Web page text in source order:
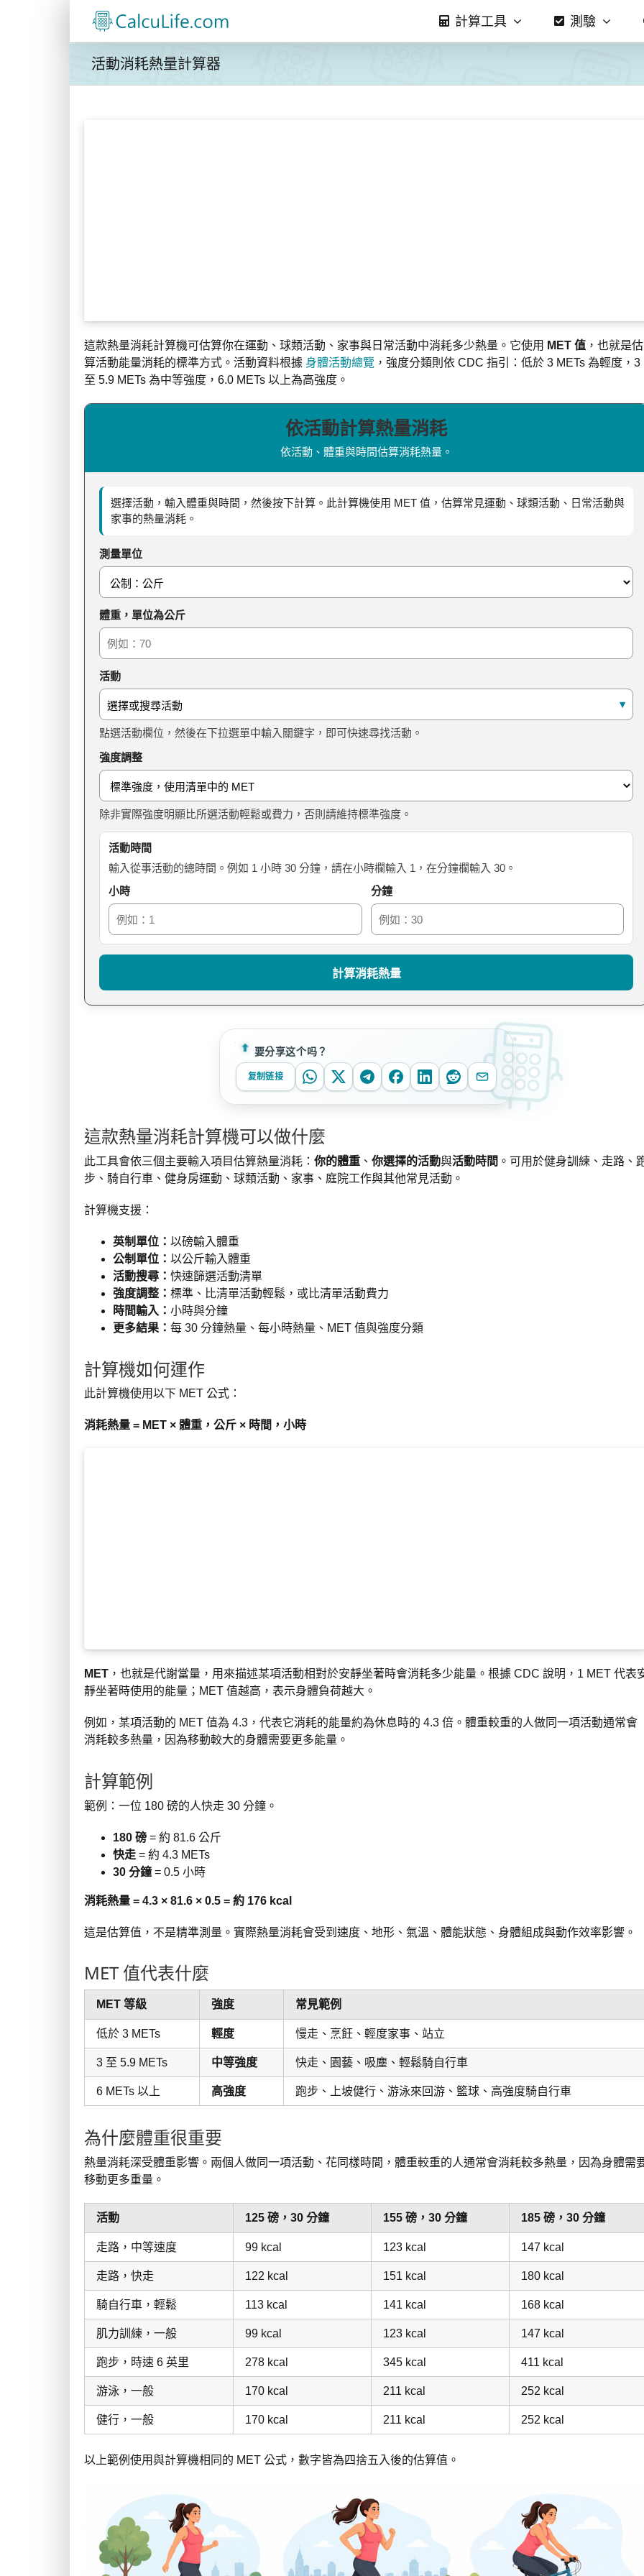
計算工具 測驗
活動消耗熱量計算器
這款熱量消耗計算機可估算你在運動、球類活動、家事與日常活動中消耗多少熱量。它使用 MET 值 ，也就是估
算活動能量消耗的標準方式。活動資料根據 身體活動總覽 ，強度分類則依 CDC 指引：低於 3 METs 為輕度，3
至 5.9 METs 為中等強度，6.0 METs 以上為高強度。
依活動計算熱量消耗
依活動、體重與時間估算消耗熱量。
選擇活動，輸入體重與時間，然後按下計算。此計算機使用 MET 值，估算常見運動、球類活動、日常活動與
家事的熱量消耗。
測量單位
體重，單位為公斤
活動
選擇或搜尋活動 ▾
點選活動欄位，然後在下拉選單中輸入關鍵字，即可快速尋找活動。
強度調整
除非實際強度明顯比所選活動輕鬆或費力，否則請維持標準強度。
活動時間
輸入從事活動的總時間。例如 1 小時 30 分鐘，請在小時欄輸入 1，在分鐘欄輸入 30。
小時
分鐘
計算消耗熱量
要分享这个吗？
复制链接
這款熱量消耗計算機可以做什麼
此工具會依三個主要輸入項目估算熱量消耗： 你的體重 、 你選擇的活動與活動時間 。可用於健身訓練、走路、
步、騎自行車、健身房運動、球類活動、家事、庭院工作與其他常見活動。
計算機支援：
英制單位： 以磅輸入體重
公制單位： 以公斤輸入體重
活動搜尋： 快速篩選活動清單
強度調整： 標準、比清單活動輕鬆，或比清單活動費力
時間輸入： 小時與分鐘
更多結果： 每 30 分鐘熱量、每小時熱量、MET 值與強度分類
計算機如何運作
此計算機使用以下 MET 公式：
消耗熱量 = MET × 體重，公斤 × 時間，小時
MET ，也就是代謝當量，用來描述某項活動相對於安靜坐著時會消耗多少能量。根據 CDC 說明，1 MET 代表
靜坐著時使用的能量；MET 值越高，表示身體負荷越大。
例如，某項活動的 MET 值為 4.3，代表它消耗的能量約為休息時的 4.3 倍。體重較重的人做同一項活動通常會
消耗較多熱量，因為移動較大的身體需要更多能量。
計算範例
範例：一位 180 磅的人快走 30 分鐘。
180 磅 = 約 81.6 公斤
快走 = 約 4.3 METs
30 分鐘= 0.5 小時
消耗熱量 = 4.3 × 81.6 × 0.5 = 約 176 kcal
這是估算值，不是精準測量。實際熱量消耗會受到速度、地形、氣溫、體能狀態、身體組成與動作效率影響。
MET 值代表什麼
MET 等級 強度 常見範例
低於 3 METs 輕度 慢走、烹飪、輕度家事、站立
3 至 5.9 METs 中等強度 快走、園藝、吸塵、輕鬆騎自行車
6 METs 以上 高強度 跑步、上坡健行、游泳來回游、籃球、高強度騎自行車
為什麼體重很重要
熱量消耗深受體重影響。兩個人做同一項活動、花同樣時間，體重較重的人通常會消耗較多熱量，因為身體需
移動更多重量。
活動 125 磅，30 分鐘 155 磅，30 分鐘 185 磅，30 分鐘
走路，中等速度 99 kcal 123 kcal 147 kcal
走路，快走 122 kcal 151 kcal 180 kcal
騎自行車，輕鬆 113 kcal 141 kcal 168 kcal
肌力訓練，一般 99 kcal 123 kcal 147 kcal
跑步，時速 6 英里 278 kcal 345 kcal 411 kcal
游泳，一般 170 kcal 211 kcal 252 kcal
健行，一般 170 kcal 211 kcal 252 kcal
以上範例使用與計算機相同的 MET 公式，數字皆為四捨五入後的估算值。